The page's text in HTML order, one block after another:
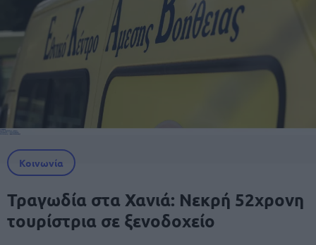
Κοινωνία
Τραγωδία στα Χανιά: Νεκρή 52χρονη
τουρίστρια σε ξενοδοχείο